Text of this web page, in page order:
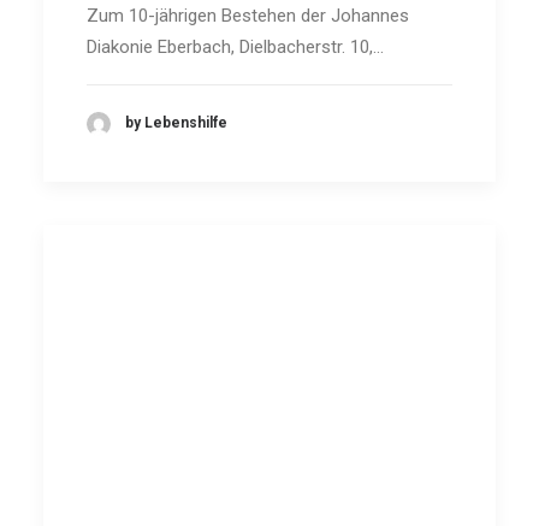
Zum 10-jährigen Bestehen der Johannes
Diakonie Eberbach, Dielbacherstr. 10,…
by Lebenshilfe